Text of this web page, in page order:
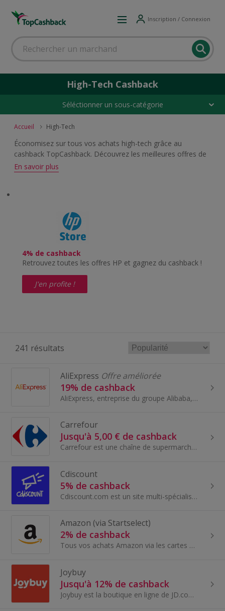
Inscription / Connexion
High-Tech Cashback
Séléctionner un sous-catégorie
Accueil High-Tech
Économisez sur tous vos achats high-tech grâce au
cashback TopCashback. Découvrez les meilleures offres de
cashback sur les smartphones, les tablettes, les ordinateurs,
les télévisions, les appareils photo, les logiciels, les antivirus,
En savoir plus
4% de cashback
Retrouvez toutes les offres HP et gagnez du cashback !
J'en profite !
241 résultats
AliExpress Offre améliorée
19% de cashback
AliExpress, entreprise du groupe Alibaba, est une plate-forme mondiale de commerce...
Carrefour
Jusqu'à 5,00 € de cashback
Carrefour est une chaîne de supermarchés et d'hypermarchés d'origine française, l'une des plus grandes au monde. Fondée en 1958, Carrefour offre un...
Cdiscount
5% de cashback
Cdiscount.com est un site multi-spécialiste qui propose des rémunérations adaptées par univers de vente mais également basé sur le volume des vente...
Amazon (via Startselect)
2% de cashback
Tous vos achats Amazon via les cartes cadeaux Startselect pour économiser un maximum sur vos achats - des derniers gadgets électroniques à la mode...
Joybuy
Jusqu'à 12% de cashback
Joybuy est la boutique en ligne de JD.com en Europe. Elle propose des marques haut de gamme, livrées depuis ses propres entrepôts jusqu'au domicile...